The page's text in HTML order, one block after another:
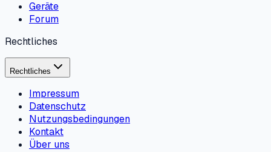
Geräte
Forum
Rechtliches
Rechtliches
Impressum
Datenschutz
Nutzungsbedingungen
Kontakt
Über uns